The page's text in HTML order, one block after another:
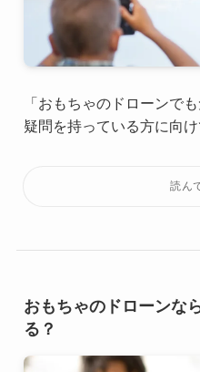
「おもちゃのドローンで
疑問を持っている方に向
おもちゃのドローンな
る？